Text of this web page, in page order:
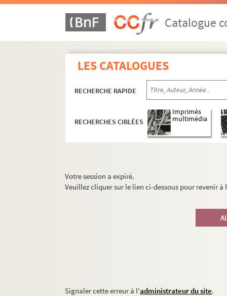
Catalogue
LES CATALOGUES
RECHERCHE RAPIDE
RECHERCHES CIBLÉES
Imprimés
multimédia
Votre session a expiré.
Veuillez cliquer sur le lien ci-dessous pour revenir
Signaler cette erreur à l'administrateur du site.